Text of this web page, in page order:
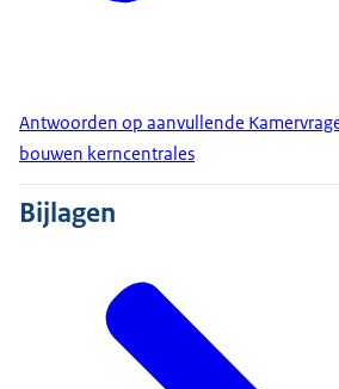
Antwoorden op aanvullende
bouwen kerncentrales
Bijlagen